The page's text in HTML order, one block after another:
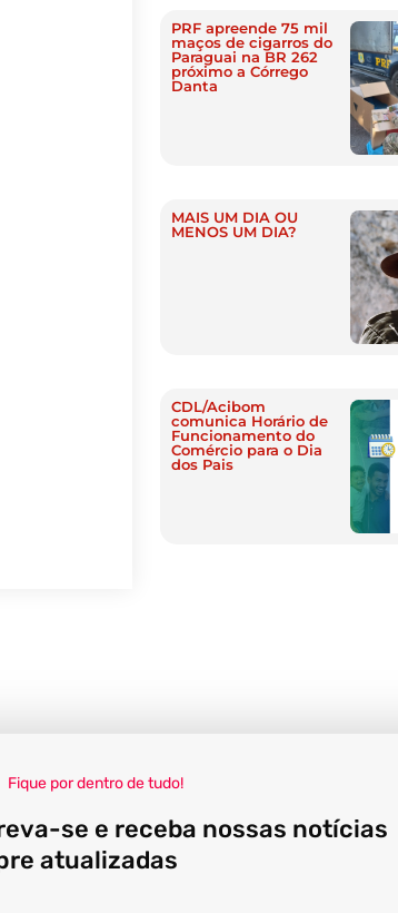
PRF apreende 75 mil
maços de cigarros do
Paraguai na BR 262
próximo a Córrego
Danta
MAIS UM DIA OU
MENOS UM DIA?
CDL/Acibom
comunica Horário de
Funcionamento do
Comércio para o Dia
dos Pais
Fique por dentro de tudo!
se e receba nossas notícias
atualizadas